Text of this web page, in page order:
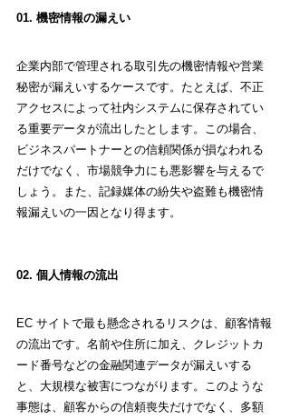
01. 機密情報の漏えい
企業内部で管理される取引先の機密情報や営業
秘密が漏えいするケースです。たとえば、不正
アクセスによって社内システムに保存されてい
る重要データが流出したとします。この場合、
ビジネスパートナーとの信頼関係が損なわれる
だけでなく、市場競争力にも悪影響を与えるで
しょう。また、記録媒体の紛失や盗難も機密情
報漏えいの一因となり得ます。
02. 個人情報の流出
EC サイトで最も懸念されるリスクは、顧客情報
の流出です。名前や住所に加え、クレジットカ
ード番号などの金融関連データが漏えいする
と、大規模な被害につながります。このような
事態は、顧客からの信頼喪失だけでなく、多額